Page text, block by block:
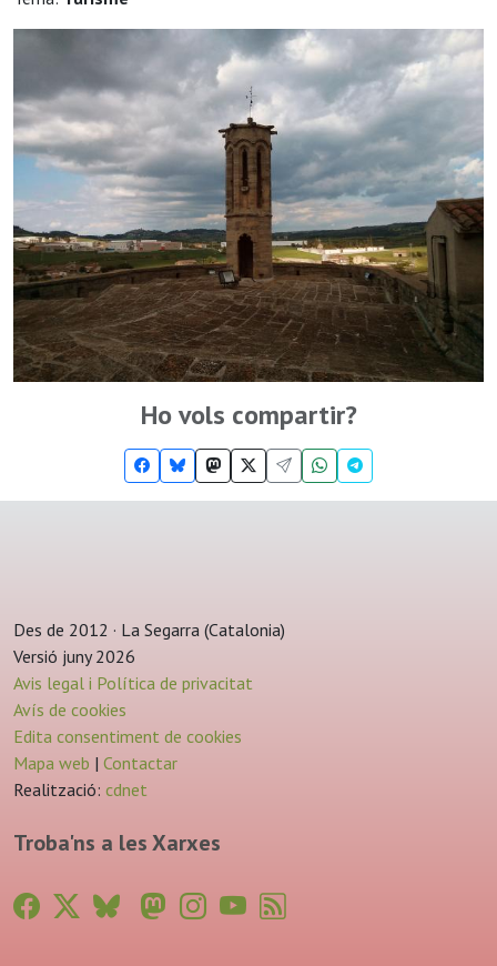
Ho vols compartir?
Des de 2012 · La Segarra (Catalonia)
Versió juny 2026
Avis legal i Política de privacitat
Avís de cookies
Edita consentiment de cookies
Mapa web | Contactar
Realització: cdnet
Troba'ns a les Xarxes